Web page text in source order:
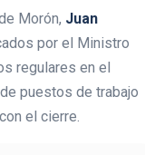
Morón, Juan
por el Ministro
regulares en el
puestos de trabajo
el cierre.